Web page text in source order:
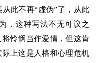
此不再“虚伪”了，从此
，这种写法不无可议之
怜悯当作爱情，但这肯
上这是人格和心理危机